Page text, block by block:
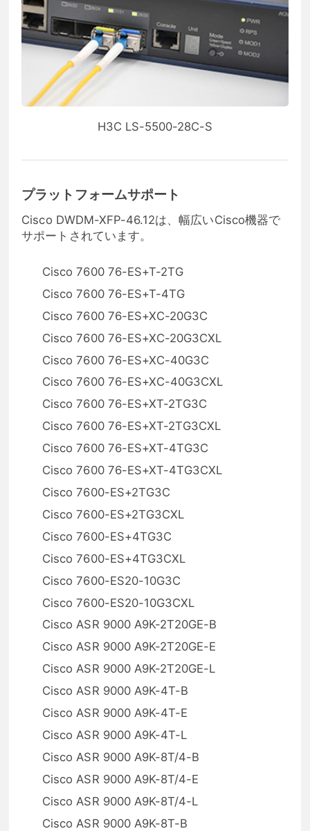
H3C LS-5500-28C-S
プラットフォームサポート
Cisco DWDM-XFP-46.12は、幅広いCisco機器で
サポートされています。
Cisco 7600 76-ES+T-2TG
Cisco 7600 76-ES+T-4TG
Cisco 7600 76-ES+XC-20G3C
Cisco 7600 76-ES+XC-20G3CXL
Cisco 7600 76-ES+XC-40G3C
Cisco 7600 76-ES+XC-40G3CXL
Cisco 7600 76-ES+XT-2TG3C
Cisco 7600 76-ES+XT-2TG3CXL
Cisco 7600 76-ES+XT-4TG3C
Cisco 7600 76-ES+XT-4TG3CXL
Cisco 7600-ES+2TG3C
Cisco 7600-ES+2TG3CXL
Cisco 7600-ES+4TG3C
Cisco 7600-ES+4TG3CXL
Cisco 7600-ES20-10G3C
Cisco 7600-ES20-10G3CXL
Cisco ASR 9000 A9K-2T20GE-B
Cisco ASR 9000 A9K-2T20GE-E
Cisco ASR 9000 A9K-2T20GE-L
Cisco ASR 9000 A9K-4T-B
Cisco ASR 9000 A9K-4T-E
Cisco ASR 9000 A9K-4T-L
Cisco ASR 9000 A9K-8T/4-B
Cisco ASR 9000 A9K-8T/4-E
Cisco ASR 9000 A9K-8T/4-L
Cisco ASR 9000 A9K-8T-B